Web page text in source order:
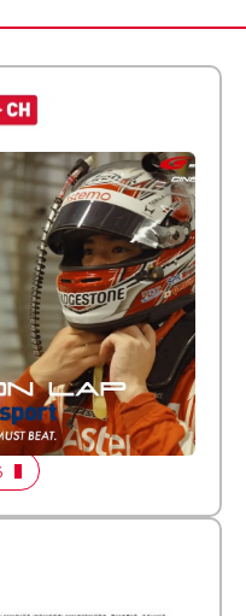
利徠斗 × 野村勇斗
by auto sport】
2